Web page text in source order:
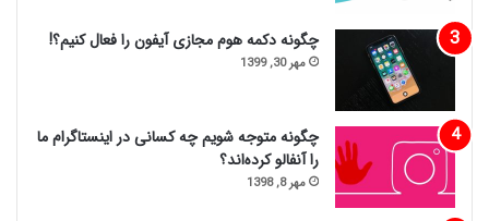
چگونه دکمه هوم مجازی آیفون را فعال کنیم؟!
مهر 30, 1399
چگونه متوجه شویم چه کسانی در اینستاگرام ما
را آنفالو کرده‌اند؟
مهر 8, 1398